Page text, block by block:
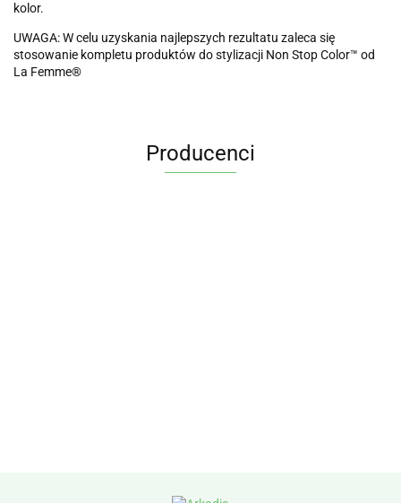
kolor.
UWAGA: W celu uzyskania najlepszych rezultatu zaleca się
stosowanie kompletu produktów do stylizacji Non Stop Color™ od
La Femme®
Producenci